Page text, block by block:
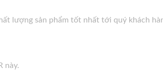
lượng sản phẩm tốt nhất tới quý khách
này.